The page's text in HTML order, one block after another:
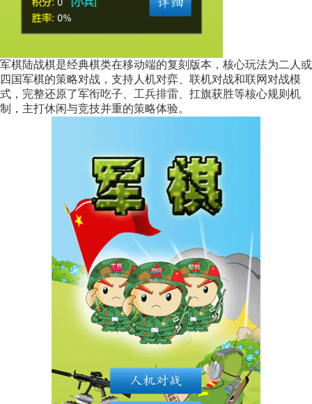
军棋陆战棋是经典棋类在移动端的复刻版本，核心玩法为二人或
四国军棋的策略对战，支持人机对弈、联机对战和联网对战模
式，完整还原了军衔吃子、工兵排雷、扛旗获胜等核心规则机
制，主打休闲与竞技并重的策略体验。